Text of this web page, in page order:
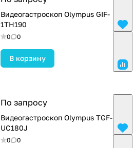
Видеогастроскоп Olympus GIF-
1TH190
0 0
В корзину
По запросу
Видеогастроскоп Olympus TGF-
UC180J
0 0